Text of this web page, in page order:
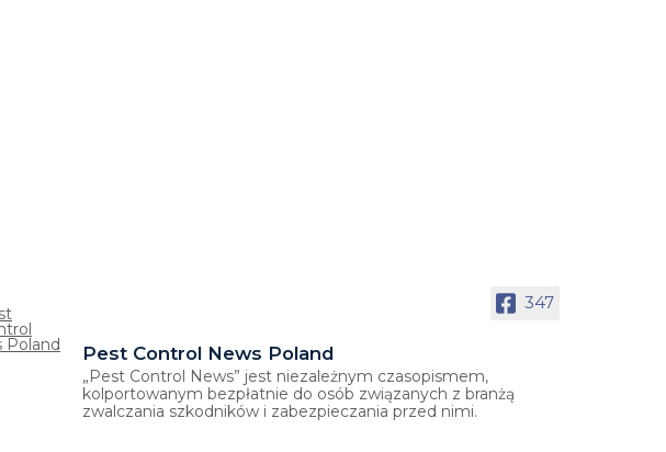
347
Pest Control News Poland
„Pest Control News” jest niezależnym czasopismem,
kolportowanym bezpłatnie do osób związanych z branżą
zwalczania szkodników i zabezpieczania przed nimi.